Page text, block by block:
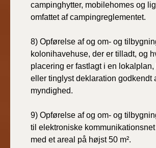
campinghytter, mobilehomes og
omfattet af campingreglementet.
8) Opførelse af og om- og
kolonihavehuse, der er tilladt, og
placering er fastlagt i en
eller tinglyst deklaration godkendt
myndighed.
9) Opførelse af og om- og
til elektroniske
med et areal på højst 50 m².